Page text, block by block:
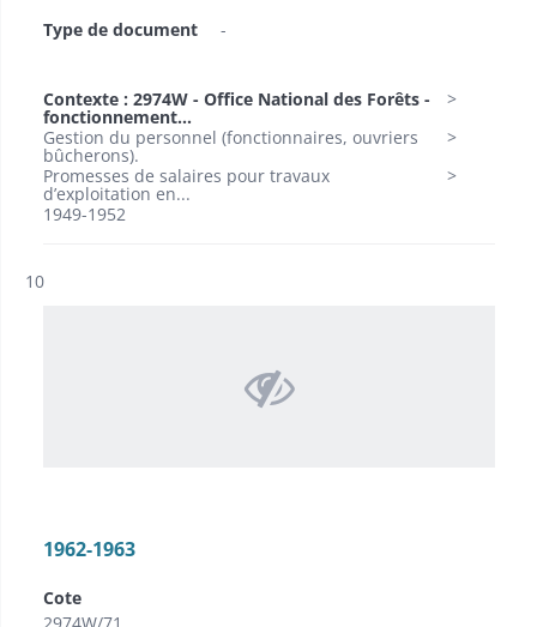
Type de document
-
Contexte : 2974W - Office National des Forêts -
fonctionnement...
Gestion du personnel (fonctionnaires, ouvriers
bûcherons).
Promesses de salaires pour travaux
d’exploitation en...
1949-1952
Résultat n°
10
1962-1963
Cote